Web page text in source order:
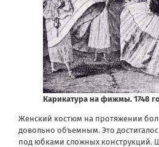
Карикатура на фижмы. 1748
Женский костюм на протяжении
довольно объемным. Это
под юбками сложных конструкций.